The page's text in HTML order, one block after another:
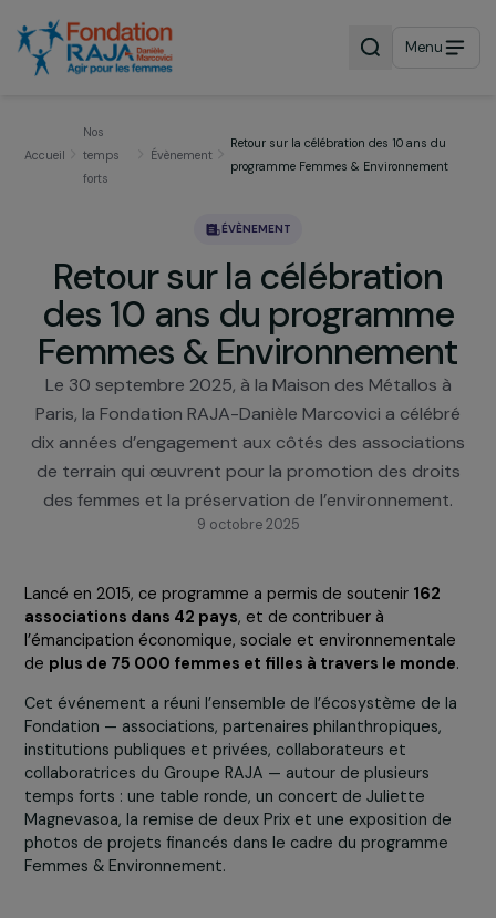
Menu
temps Évènement
Retour sur la célébration des 10 ans du
Retour sur la célébration
des 10 ans du
Femmes &
Le 30 septembre 2025, à la Maison des Métallos
Paris, la Fondation RAJA-Danièle Marcovici a
dix années d’engagement aux côtés des
de terrain qui œuvrent pour la promotion des
9 octobre 2025
Lancé en 2015, ce programme a permis de soutenir
l’émancipation économique, sociale et
deplus de 75 000 femmes et filles à travers le
Cet événement a réuni l’ensemble de l’écosystème de
Fondation — associations, partenaires philanthropiques,
institutions publiques et privées, collaborateurs et
collaboratrices du Groupe RAJA — autour de plusieurs